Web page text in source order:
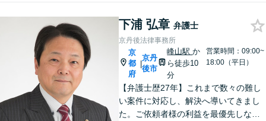
下浦 弘章 弁護士
京丹後法律事務所
京
都
府
|
京丹
後市
峰山駅か
ら徒歩10
分
営業時間：09:00~
18:00（平日）
【弁護士歴27年】これまで数々の難し
い案件に対応し、解決へ導いてきまし
た。ご依頼者様の利益を最優先しなが